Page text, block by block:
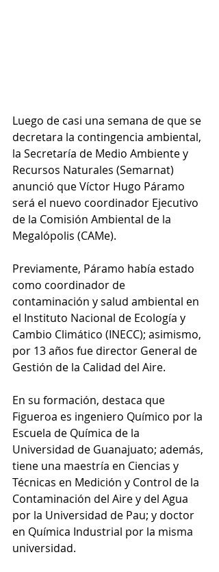
Luego de casi una semana de que se
decretara la contingencia ambiental,
la Secretaría de Medio Ambiente y
Recursos Naturales (Semarnat)
anunció que Víctor Hugo Páramo
será el nuevo coordinador Ejecutivo
de la Comisión Ambiental de la
Megalópolis (CAMe).
Previamente, Páramo había estado
como coordinador de
contaminación y salud ambiental en
el Instituto Nacional de Ecología y
Cambio Climático (INECC); asimismo,
por 13 años fue director General de
Gestión de la Calidad del Aire.
En su formación, destaca que
Figueroa es ingeniero Químico por la
Escuela de Química de la
Universidad de Guanajuato; además,
tiene una maestría en Ciencias y
Técnicas en Medición y Control de la
Contaminación del Aire y del Agua
por la Universidad de Pau; y doctor
en Química Industrial por la misma
universidad.